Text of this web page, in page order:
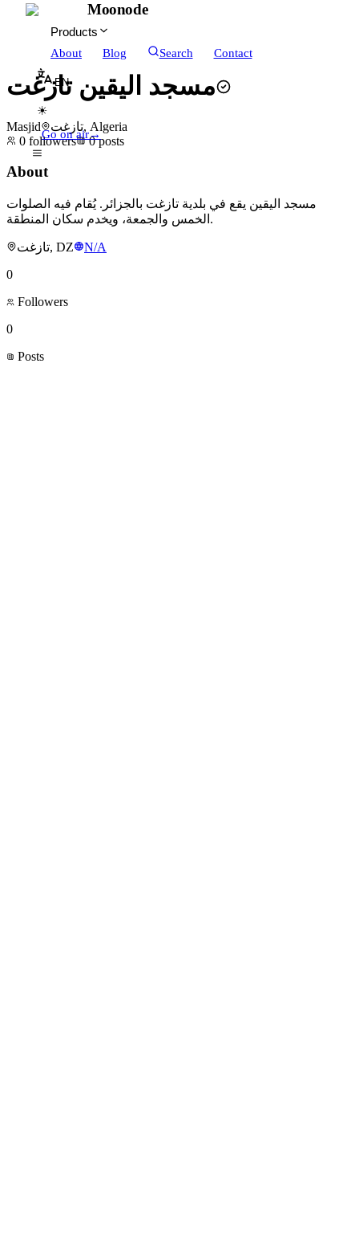
Moonode
Products
About
Blog Search Contact
EN
☀
Go on air→
مسجد اليقين تازغت
Masjid
تازغت, Algeria
0 followers 0 posts
About
مسجد اليقين يقع في بلدية تازغت بالجزائر. يُقام فيه الصلوات
الخمس والجمعة، ويخدم سكان المنطقة.
تازغت, DZ
N/A
0
Followers
0
Posts